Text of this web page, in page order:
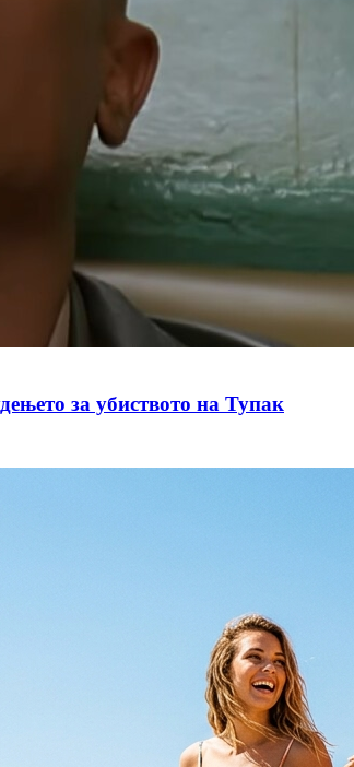
за убиството на Тупак